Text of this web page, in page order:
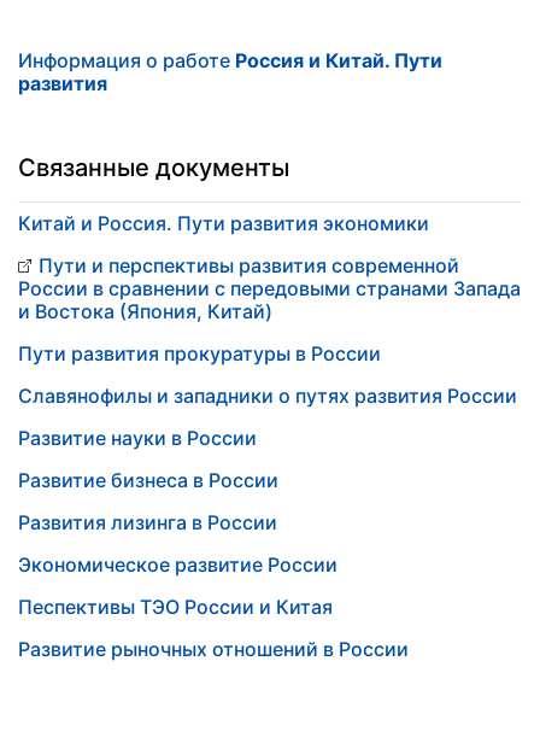
Информация о работе Россия и Китай. Пути
развития
Связанные документы
Китай и Россия. Пути развития экономики
Пути и перспективы развития современной
России в сравнении с передовыми странами Запада
и Востока (Япония, Китай)
Пути развития прокуратуры в России
Славянофилы и западники о путях развития России
Развитие науки в России
Развитие бизнеса в России
Развития лизинга в России
Экономическое развитие России
Песпективы ТЭО России и Китая
Развитие рыночных отношений в России